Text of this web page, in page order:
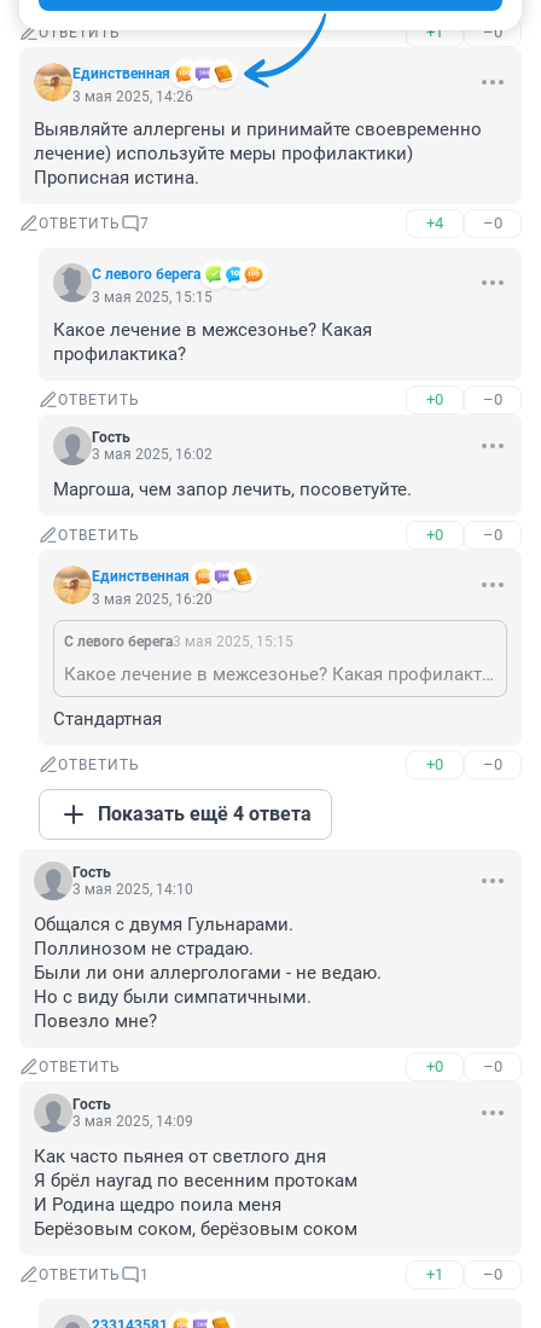
ОТВЕТИТЬ +1 –0
Единственная
3 мая 2025, 14:26
Выявляйте аллергены и принимайте своевременно
лечение) используйте меры профилактики)
Прописная истина.
ОТВЕТИТЬ 7 +4 –0
С левого берега
3 мая 2025, 15:15
Какое лечение в межсезонье? Какая
профилактика?
ОТВЕТИТЬ +0 –0
Гость
3 мая 2025, 16:02
Маргоша, чем запор лечить, посоветуйте.
ОТВЕТИТЬ +0 –0
Единственная
3 мая 2025, 16:20
С левого берега3 мая 2025, 15:15
Какое лечение в межсезонье? Какая профилактика?
Стандартная
ОТВЕТИТЬ +0 –0
Показать ещё 4 ответа
Гость
3 мая 2025, 14:10
Общался с двумя Гульнарами.
Поллинозом не страдаю.
Были ли они аллергологами - не ведаю.
Но с виду были симпатичными.
Повезло мне?
ОТВЕТИТЬ +0 –0
Гость
3 мая 2025, 14:09
Как часто пьянея от светлого дня
Я брёл наугад по весенним протокам
И Родина щедро поила меня
Берёзовым соком, берёзовым соком
ОТВЕТИТЬ 1 +1 –0